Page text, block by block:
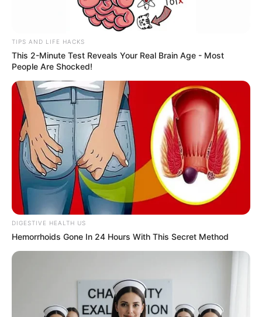
TIPS AND LIFE HACKS
This 2-Minute Test Reveals Your Real Brain Age - Most
People Are Shocked!
DIGESTIVE HEALTH US
Hemorrhoids Gone In 24 Hours With This Secret Method